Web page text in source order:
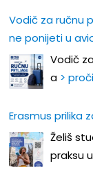
Vodič za ručnu
ne ponijeti u
Vodič
a >
Erasmus prilika
Želiš
praksu u